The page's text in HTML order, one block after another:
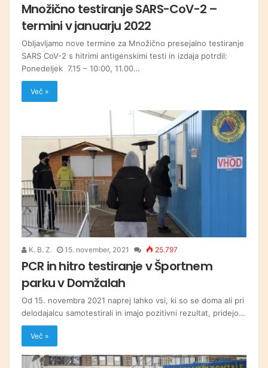
Množično testiranje SARS-CoV-2 –
termini v januarju 2022
Obljavljamo nove termine za Množično presejalno testiranje
SARS CoV-2 s hitrimi antigenskimi testi in izdaja potrdil:
Ponedeljek 7.15 – 10:00, 11.00…
Več »
K. B. Z. 15. november, 2021 25.797
PCR in hitro testiranje v Športnem
parku v Domžalah
Od 15. novembra 2021 naprej lahko vsi, ki so se doma ali pri
delodajalcu samotestirali in imajo pozitivni rezultat, pridejo…
Več »